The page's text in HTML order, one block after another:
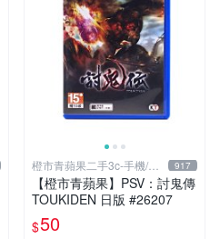
橙市青蘋果二手3c-手機/相
機
917
【橙市青蘋果】PSV：討鬼傳
TOUKIDEN 日版 #26207
$50